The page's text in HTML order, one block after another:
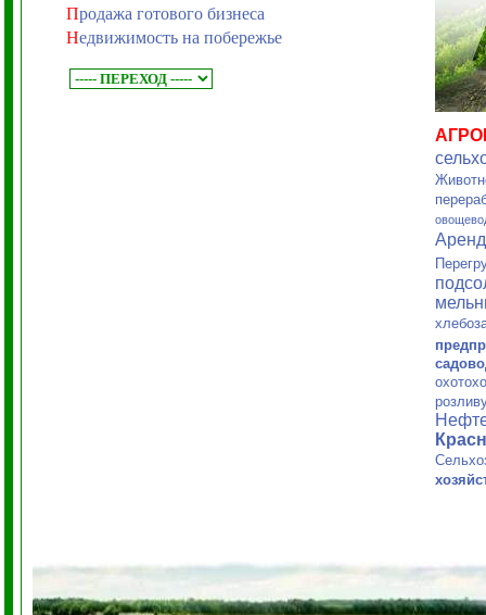
Продажа готового бизнеса
Недвижимость на побережье